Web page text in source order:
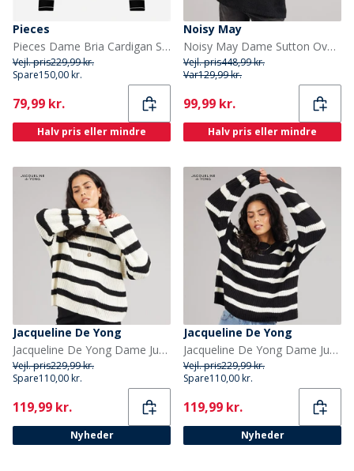
Pieces
Pieces Dame Bria Cardigan Sort
Vejl. pris229,99 kr.
Spare150,00 kr.
Current
79,99 kr.
Halv pris eller mindre
Noisy May
Noisy May Dame Sutton Oversize Strik Pullover Eggnog
Vejl. pris448,99 kr.
Var129,99 kr.
Current
99,99 kr.
Halv pris eller mindre
Jacqueline De Yong
Jacqueline De Yong Dame Justy Stribet Sweater Eggnog
Vejl. pris229,99 kr.
Spare110,00 kr.
Current
119,99 kr.
Nyheder
Jacqueline De Yong
Jacqueline De Yong Dame Justy Stribet Sweater Sort
Vejl. pris229,99 kr.
Spare110,00 kr.
Current
119,99 kr.
Nyheder